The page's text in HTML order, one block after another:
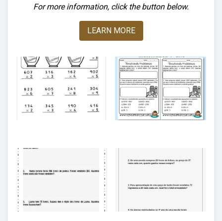
For more information, click the button below.
LEARN MORE